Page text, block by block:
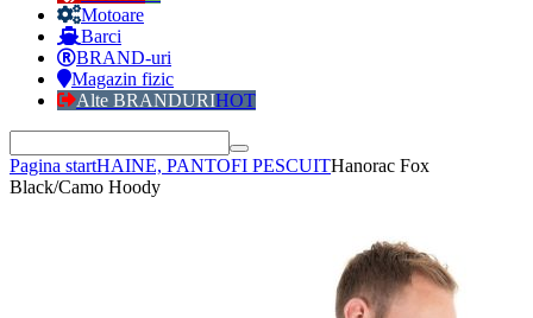
Motoare
Barci
BRAND-uri
Magazin fizic
Alte BRANDURIHOT
Pagina startHAINE, PANTOFI PESCUITHanorac Fox
Black/Camo Hoody